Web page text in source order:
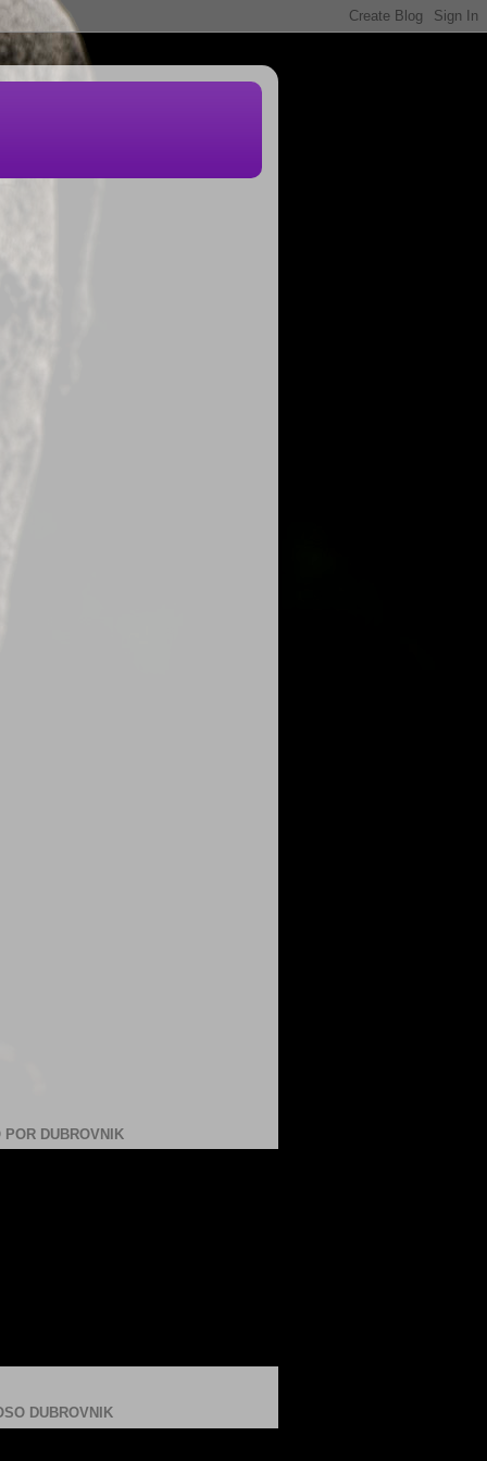
POR DUBROVNIK
DUBROVNIK